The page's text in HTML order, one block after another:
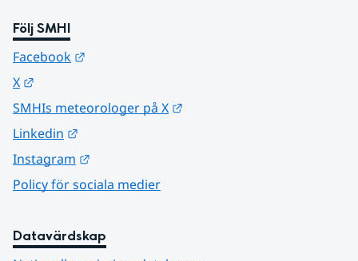
Följ SMHI
Facebook
X
SMHIs meteorologer på X
Linkedin
Instagram
Policy för sociala medier
Datavärdskap